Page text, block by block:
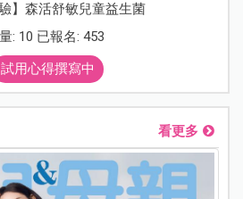
驗】森活舒敏兒童益生菌
: 10 已報名: 453
試用心得撰寫中
看更多